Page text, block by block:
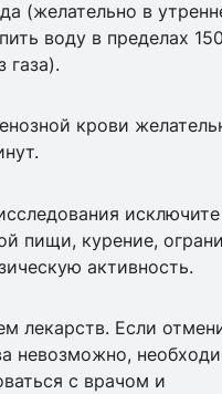
(желательно в
воду в пределах
газа).
крови
пищи, курение,
активность.
лекарств. Если
невозможно,
с врачом и